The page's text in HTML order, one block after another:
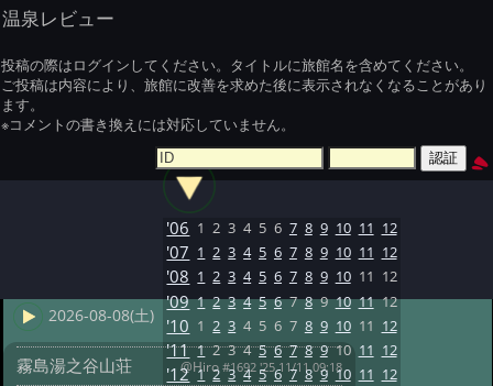
温泉レビュー
投稿の際はログインしてください。タイトルに旅館名を含めてください。
ご投稿は内容により、旅館に改善を求めた後に表示されなくなることがあり
ます。
※コメントの書き換えには対応していません。
2026-08-08(土)
霧島湯之谷山荘 @Hiro#1692 '25 11/11 09:18
'06 1 2 3 4 5 6 7 8 9 10 11 12
'07 1 2 3 4 5 6 7 8 9 10 11 12
'08 1 2 3 4 5 6 7 8 9 10 11 12
'09 1 2 3 4 5 6 7 8 9 10 11 12
'10 1 2 3 4 5 6 7 8 9 10 11 12
'11 1 2 3 4 5 6 7 8 9 10 11 12
'12 1 2 3 4 5 6 7 8 9 10 11 12